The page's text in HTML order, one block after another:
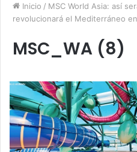
Inicio / MSC World Asia: así
revolucionará el Mediterráneo
MSC_WA (8)